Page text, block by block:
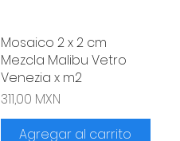
Vista rápida
Mosaico 2 x 2 cm
Mezcla Malibu Vetro
Venezia x m2
Precio
311,00 MXN
Agregar al carrito